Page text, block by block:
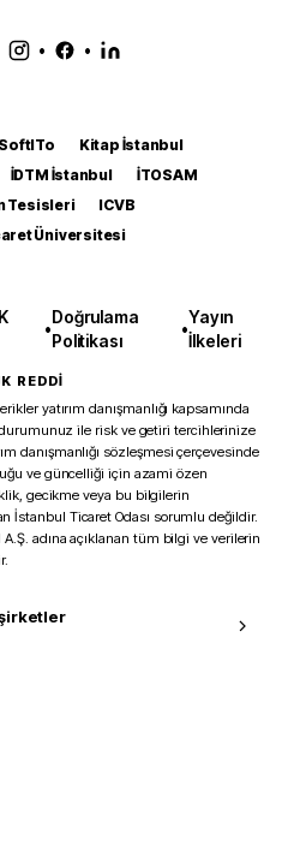
• •
SoftITo
Kitap İstanbul
İDTM İstanbul
İTOSAM
Tesisleri
ICVB
Üniversitesi
•
Doğrulama
Politikası
•
Yayın
İlkeleri
REDDİ
yatırım danışmanlığı kapsamında
durumunuz ile risk ve getiri tercihlerinize
danışmanlığı sözleşmesi çerçevesinde
ve güncelliği için azami özen
gecikme veya bu bilgilerin
İstanbul Ticaret Odası sorumlu değildir.
adına açıklanan tüm bilgi ve verilerin